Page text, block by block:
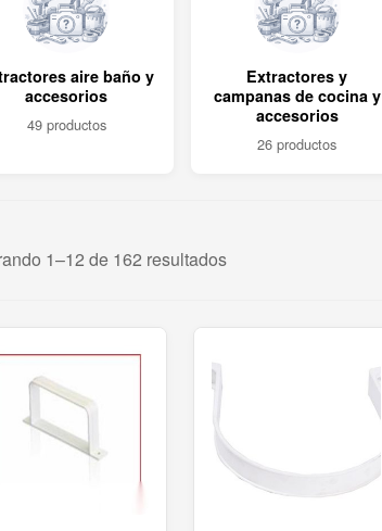
aire baño y
accesorios
49 productos
Extractores y
campanas de cocina y
accesorios
26 productos
1–12 de 162 resultados